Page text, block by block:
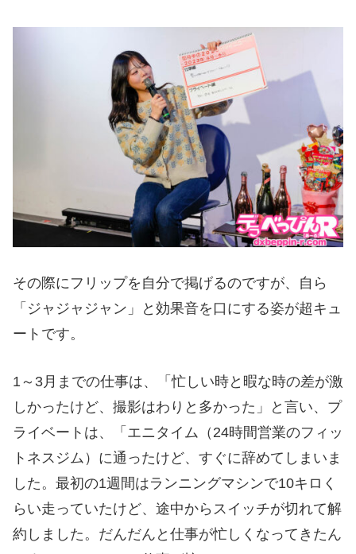
その際にフリップを自分で掲げるのですが、自ら
「ジャジャジャン」と効果音を口にする姿が超キュ
ートです。
1～3月までの仕事は、「忙しい時と暇な時の差が激
しかったけど、撮影はわりと多かった」と言い、プ
ライベートは、「エニタイム（24時間営業のフィッ
トネスジム）に通ったけど、すぐに辞めてしまいま
した。最初の1週間はランニングマシンで10キロく
らい走っていたけど、途中からスイッチが切れて解
約しました。だんだんと仕事が忙しくなってきたん